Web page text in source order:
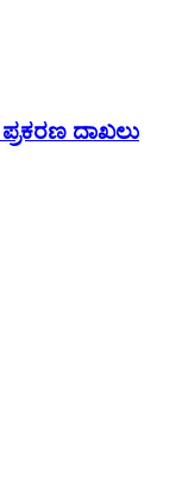
ಪ್ರಕರಣ ದಾಖಲು